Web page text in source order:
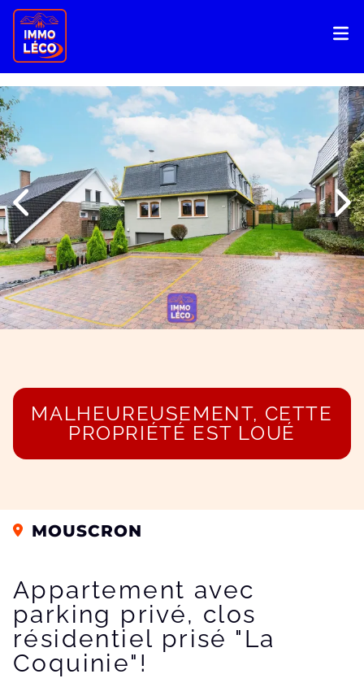
MALHEUREUSEMENT, CETTE
PROPRIÉTÉ EST LOUÉ
MOUSCRON
Appartement avec
parking privé, clos
résidentiel prisé "La
Coquinie"!